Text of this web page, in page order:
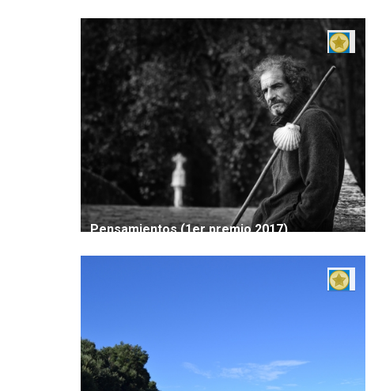
Pensamientos (1er premio 2017)